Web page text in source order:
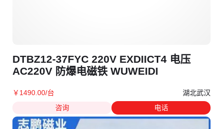
DTBZ12-37FYC 220V EXDIICT4 电压
AC220V 防爆电磁铁 WUWEIDI
￥ 1490 .00/台
湖北武汉
咨询
电话